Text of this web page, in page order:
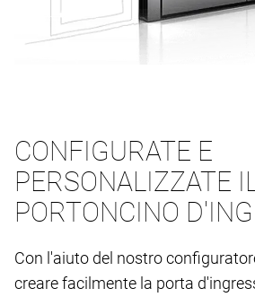
CONFIGURATE E
PERSONALIZZATE
PORTONCINO
Con l'aiuto del nostro
creare facilmente la porta